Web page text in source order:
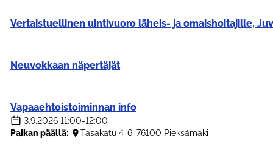
Vertaistuellinen uintivuoro läheis- ja omaishoitajille,
Neuvokkaan näpertäjät
Vapaaehtoistoiminnan info
3.9.2026 11:00-12:00
Paikan päällä:
Tasakatu 4-6, 76100 Pieksämäki